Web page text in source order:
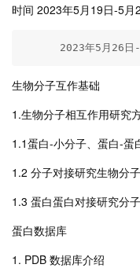
时间 2023年5月19日-5
2023年5月26日-
生物分子互作基础
1.生物分子相互作用研究
1.1蛋白-小分子、蛋白-蛋
1.2 分子对接研究生物分
1.3 蛋白蛋白对接研究分
蛋白数据库
1. PDB 数据库介绍